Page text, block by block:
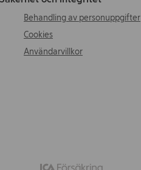
Behandling av personuppgifter
Cookies
Användarvillkor